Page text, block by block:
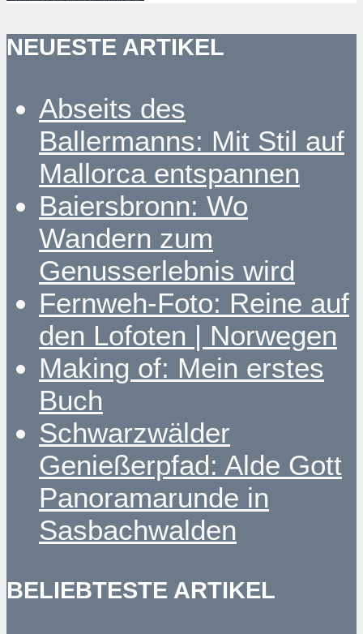
NEUESTE ARTIKEL
Abseits des
Ballermanns: Mit Stil auf
Mallorca entspannen
Baiersbronn: Wo
Wandern zum
Genusserlebnis wird
Fernweh-Foto: Reine auf
den Lofoten | Norwegen
Making of: Mein erstes
Buch
Schwarzwälder
Genießerpfad: Alde Gott
Panoramarunde in
Sasbachwalden
BELIEBTESTE ARTIKEL